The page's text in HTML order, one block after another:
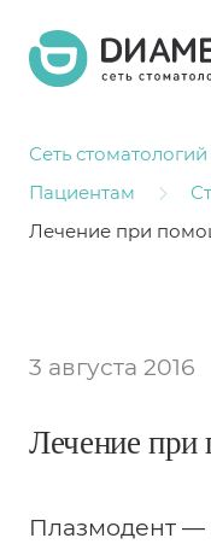
Сеть
Пациентам
Лечение при
3 августа 2016
Лечение при
Плазмодент —